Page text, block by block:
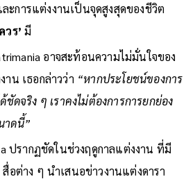
ะการแต่งงานเป็นจุดสูงสุดของชีวิต
วร’ มี
อาจสะท้อนความไม่มั่นใจของ
น เธอกล่าวว่า “หากประโยชน์ของการ
ชัดจริง ๆ เราคงไม่ต้องการการยกย่อง
าดนี้”
ปรากฏชัดในช่วงฤดูกาลแต่งงาน ที่มี
อต่าง ๆ นำเสนอข่าวงานแต่งดารา